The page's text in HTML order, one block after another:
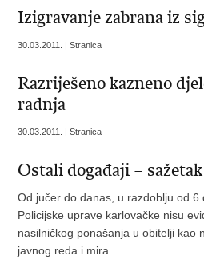
Izigravanje zabrana iz
30.03.2011. | Stranica
Razriješeno kazneno
radnja
30.03.2011. | Stranica
Ostali događaji – sažetak
Od jučer do danas, u razdoblju od 6
Policijske uprave karlovačke nisu
nasilničkog ponašanja u obitelji kao
javnog reda i mira.